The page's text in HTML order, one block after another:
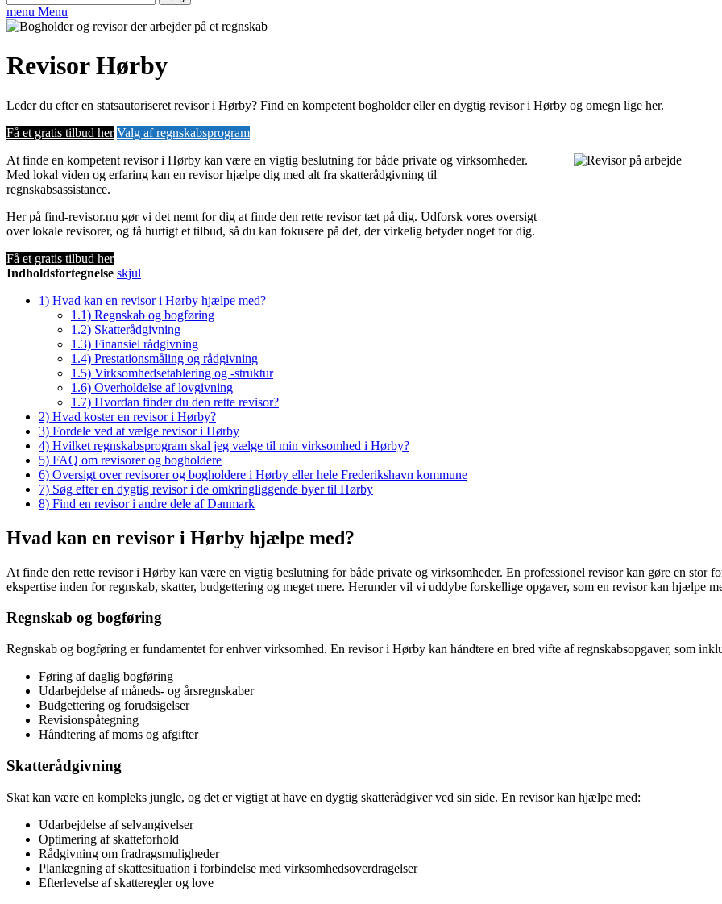
efter:
menu Menu
Revisor Hørby
Leder du efter en statsautoriseret revisor i Hørby? Find en kompetent bogholder eller en dygtig revisor i Hørby og omegn lige her.
Få et gratis tilbud her Valg af regnskabsprogram
At finde en kompetent revisor i Hørby kan være en vigtig beslutning for både private og virksomheder.
Med lokal viden og erfaring kan en revisor hjælpe dig med alt fra skatterådgivning til
regnskabsassistance.
Her på find-revisor.nu gør vi det nemt for dig at finde den rette revisor tæt på dig. Udforsk vores oversigt
over lokale revisorer, og få hurtigt et tilbud, så du kan fokusere på det, der virkelig betyder noget for dig.
Få et gratis tilbud her
Indholdsfortegnelse skjul
1) Hvad kan en revisor i Hørby hjælpe med?
1.1) Regnskab og bogføring
1.2) Skatterådgivning
1.3) Finansiel rådgivning
1.4) Prestationsmåling og rådgivning
1.5) Virksomhedsetablering og -struktur
1.6) Overholdelse af lovgivning
1.7) Hvordan finder du den rette revisor?
2) Hvad koster en revisor i Hørby?
3) Fordele ved at vælge revisor i Hørby
4) Hvilket regnskabsprogram skal jeg vælge til min virksomhed i Hørby?
5) FAQ om revisorer og bogholdere
6) Oversigt over revisorer og bogholdere i Hørby eller hele Frederikshavn kommune
7) Søg efter en dygtig revisor i de omkringliggende byer til Hørby
8) Find en revisor i andre dele af Danmark
Hvad kan en revisor i Hørby hjælpe med?
At finde den rette revisor i Hørby kan være en vigtig beslutning for både private og virksomheder. En professionel revisor kan gøre en stor
ekspertise inden for regnskab, skatter, budgettering og meget mere. Herunder vil vi uddybe forskellige opgaver, som en revisor kan hjælpe
Regnskab og bogføring
Regnskab og bogføring er fundamentet for enhver virksomhed. En revisor i Hørby kan håndtere en bred vifte af regnskabsopgaver, som
Føring af daglig bogføring
Udarbejdelse af måneds- og årsregnskaber
Budgettering og forudsigelser
Revisionspåtegning
Håndtering af moms og afgifter
Skatterådgivning
Skat kan være en kompleks jungle, og det er vigtigt at have en dygtig skatterådgiver ved sin side. En revisor kan hjælpe med:
Udarbejdelse af selvangivelser
Optimering af skatteforhold
Rådgivning om fradragsmuligheder
Planlægning af skattesituation i forbindelse med virksomhedsoverdragelser
Efterlevelse af skatteregler og love